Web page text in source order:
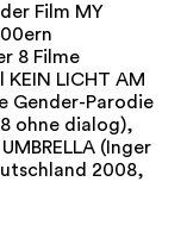
Film MY
8 Filme
LICHT AM
Gender-Parodie
ohne dialog),
(Inger
2008,